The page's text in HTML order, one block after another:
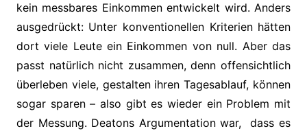
kein messbares Einkommen entwickelt wird. Anders
ausgedrückt: Unter konventionellen Kriterien hätten
dort viele Leute ein Einkommen von null. Aber das
passt natürlich nicht zusammen, denn offensichtlich
überleben viele, gestalten ihren Tagesablauf, können
sogar sparen – also gibt es wieder ein Problem mit
der Messung. Deatons Argumentation war, dass es